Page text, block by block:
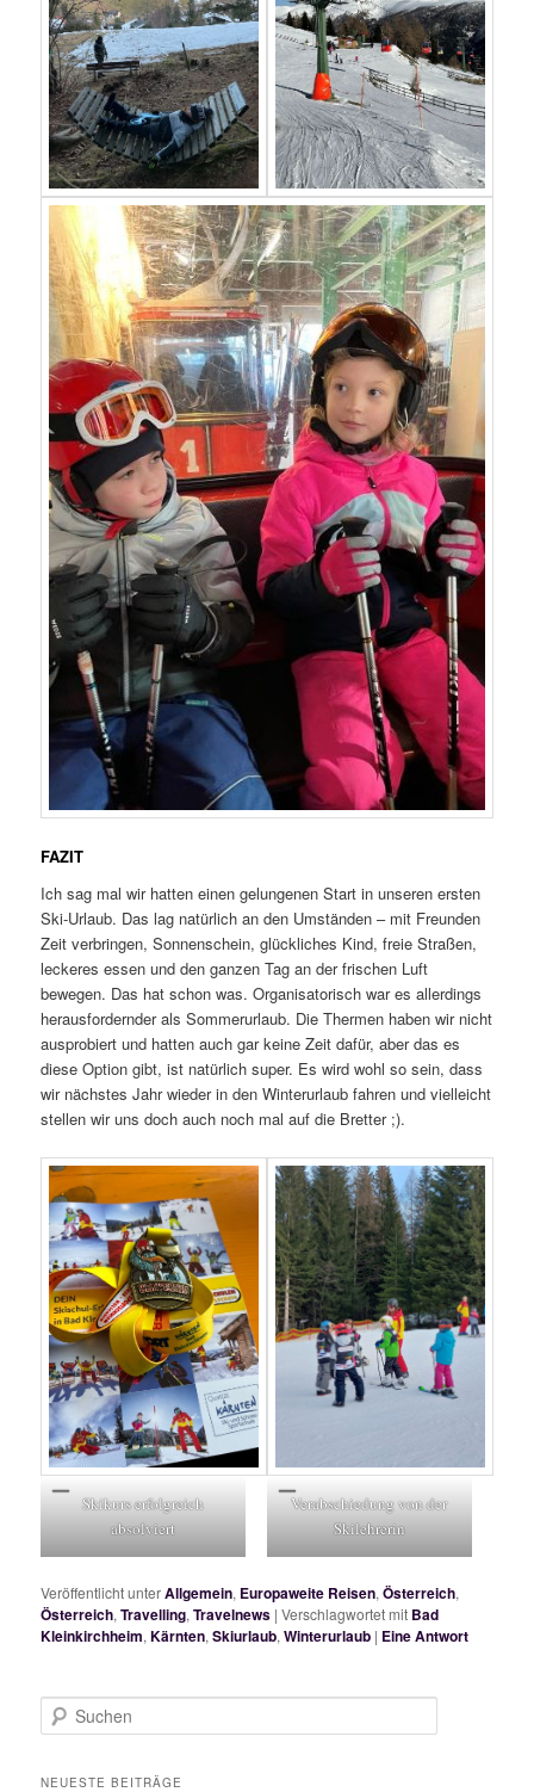
FAZIT
Ich sag mal wir hatten einen gelungenen Start in unseren ersten
Ski-Urlaub. Das lag natürlich an den Umständen – mit Freunden
Zeit verbringen, Sonnenschein, glückliches Kind, freie Straßen,
leckeres essen und den ganzen Tag an der frischen Luft
bewegen. Das hat schon was. Organisatorisch war es allerdings
herausfordernder als Sommerurlaub. Die Thermen haben wir nicht
ausprobiert und hatten auch gar keine Zeit dafür, aber das es
diese Option gibt, ist natürlich super. Es wird wohl so sein, dass
wir nächstes Jahr wieder in den Winterurlaub fahren und vielleicht
stellen wir uns doch auch noch mal auf die Bretter ;).
Skikurs erfolgreich
absolviert
Verabschiedung von der
Skilehrerin
Veröffentlicht unterAllgemein, Europaweite Reisen,Österreich,
Österreich,Travelling,Travelnews |Verschlagwortet mit Bad
Kleinkirchheim,Kärnten,Skiurlaub,Winterurlaub | EineAntwort
u
h
NEUESTE BEITRÄGE